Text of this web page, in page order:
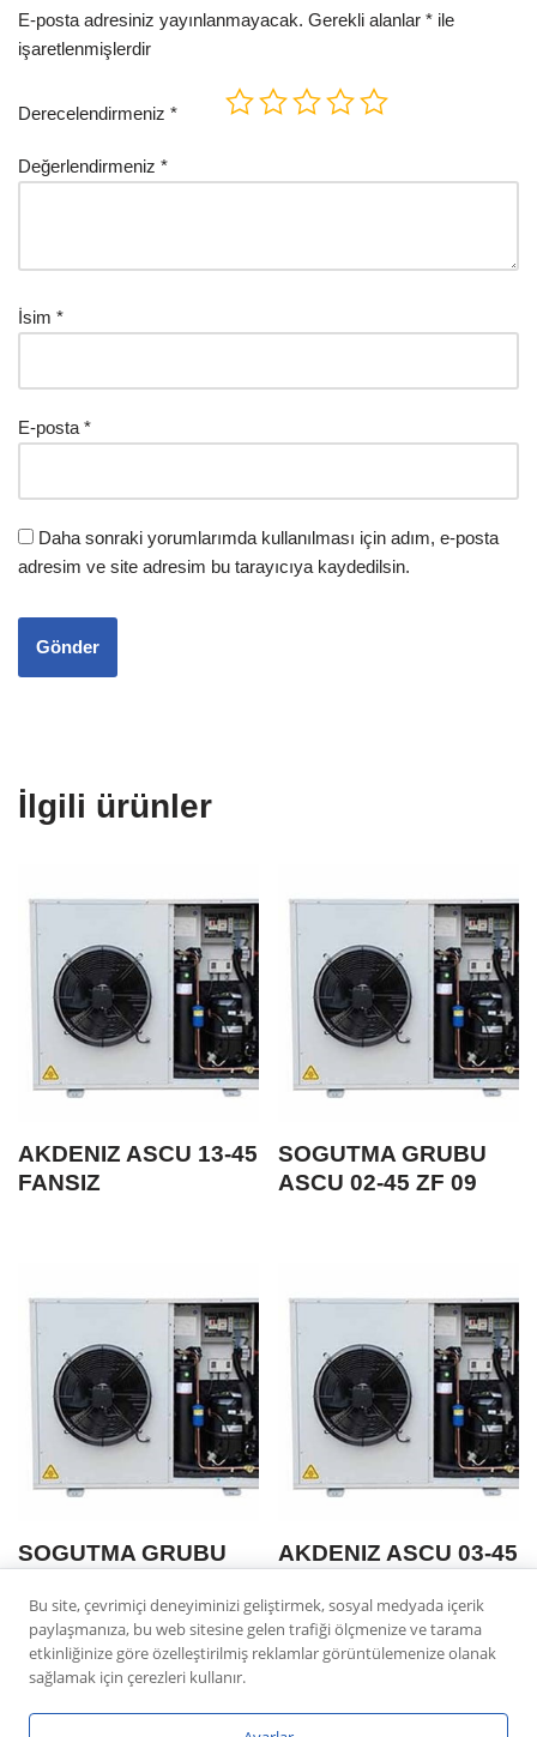
E-posta adresiniz yayınlanmayacak. Gerekli alanlar * ile
işaretlenmişlerdir
Derecelendirmeniz *
Değerlendirmeniz *
İsim *
E-posta *
Daha sonraki yorumlarımda kullanılması için adım, e-posta
adresim ve site adresim bu tarayıcıya kaydedilsin.
İlgili ürünler
AKDENIZ ASCU 13-45
FANSIZ
SOGUTMA GRUBU
ASCU 02-45 ZF 09
SOGUTMA GRUBU
PFJ
AKDENIZ ASCU 03-45
Bu site, çevrimiçi deneyiminizi geliştirmek, sosyal medyada içerik
paylaşmanıza, bu web sitesine gelen trafiği ölçmenize ve tarama
etkinliğinize göre özelleştirilmiş reklamlar görüntülemenize olanak
sağlamak için çerezleri kullanır.